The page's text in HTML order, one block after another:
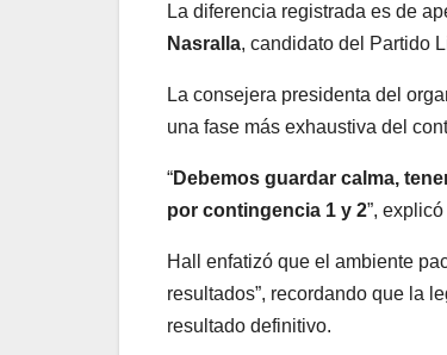
La diferencia registrada es de
Nasralla, candidato del Partido
La consejera presidenta del
una fase más exhaustiva del
“Debemos guardar calma,
por contingencia 1 y 2”,
Hall enfatizó que el ambiente
resultados”, recordando que la
resultado definitivo.